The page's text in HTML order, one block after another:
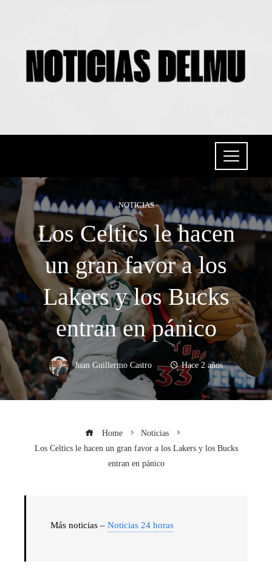
NOTICIAS
Los Celtics le hacen
un gran favor a los
Lakers y los Bucks
entran en pánico
Juan Guillermo Castro Hace 2 años
Home
Noticias
Los Celtics le hacen un gran favor a los Lakers y los Bucks
entran en pánico
Más noticias – Noticias 24 horas